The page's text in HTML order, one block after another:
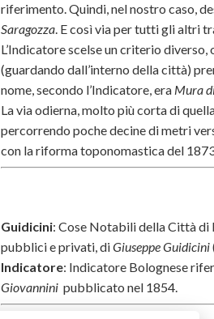
riferimento. Quindi, nel nostro caso,
Saragozza. E così via per tutti gli altri
L’Indicatore scelse un criterio
(guardando dall’interno della città)
nome, secondo l’Indicatore, era Mura
La via odierna, molto più corta di
percorrendo poche decine di metri
con la riforma toponomastica del
Guidicini: Cose Notabili della Città di
pubblici e privati, diGiuseppe Guidicini
Indicatore: Indicatore Bolognese
Giovannini pubblicato nel 1854.